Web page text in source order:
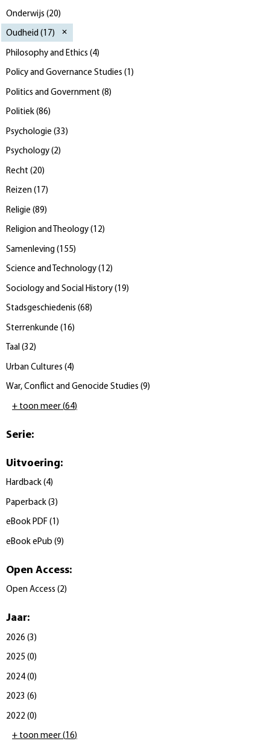
Onderwijs (20)
Oudheid (17)
Philosophy and Ethics (4)
Policy and Governance Studies (1 )
Politics and Government (8)
Politiek (86)
Psychologie (33)
Psychology (2)
Recht (20)
Reizen (17)
Religie (89)
Religion and Theology (12)
Samenleving (155)
Science and Technology (12)
Sociology and Social History (19)
Stadsgeschiedenis (68)
Sterrenkunde (16)
Taal (32)
Urban Cultures (4)
War, Conflict and Genocide Studies (9)
+ toon meer (64)
Serie:
Uitvoering:
Hardback (4)
Paperback (3)
eBook PDF (1 )
eBook ePub (9)
Open Access:
Open Access (2)
Jaar:
2026 (3)
2025 (0)
2024 (0)
2023 (6)
2022 (0)
+ toon meer (16)